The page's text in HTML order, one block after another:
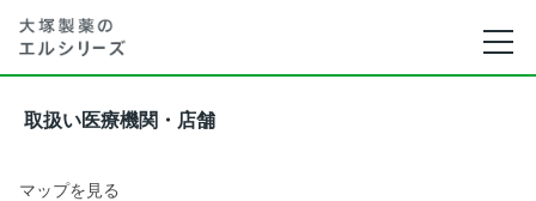
取扱い医療機関・店舗
マップを見る